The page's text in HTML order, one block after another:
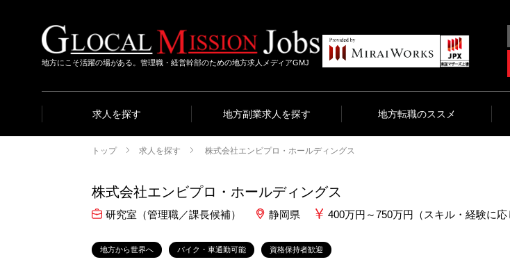
地方にこそ活躍の場がある。管理職・経営幹部のための地方求人メディアGMJ
求人を探す 地方副業求人を探す 地方転職のススメ
トップ 求人を探す 株式会社エンビプロ・ホールディングス
株式会社エンビプロ・ホールディングス
研究室（管理職／課長候補） 静岡県 400万円～750万円（スキル・経験に応
地方から世界へ バイク・車通勤可能 資格保持者歓迎